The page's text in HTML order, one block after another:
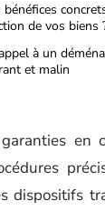
bénéfices
de vos biens
à un
et malin
en
dispositifs